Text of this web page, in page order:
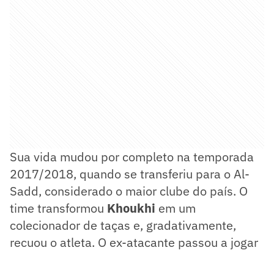
Sua vida mudou por completo na temporada
2017/2018, quando se transferiu para o Al-
Sadd, considerado o maior clube do país. O
time transformou Khoukhi em um
colecionador de taças e, gradativamente,
recuou o atleta. O ex-atacante passou a jogar